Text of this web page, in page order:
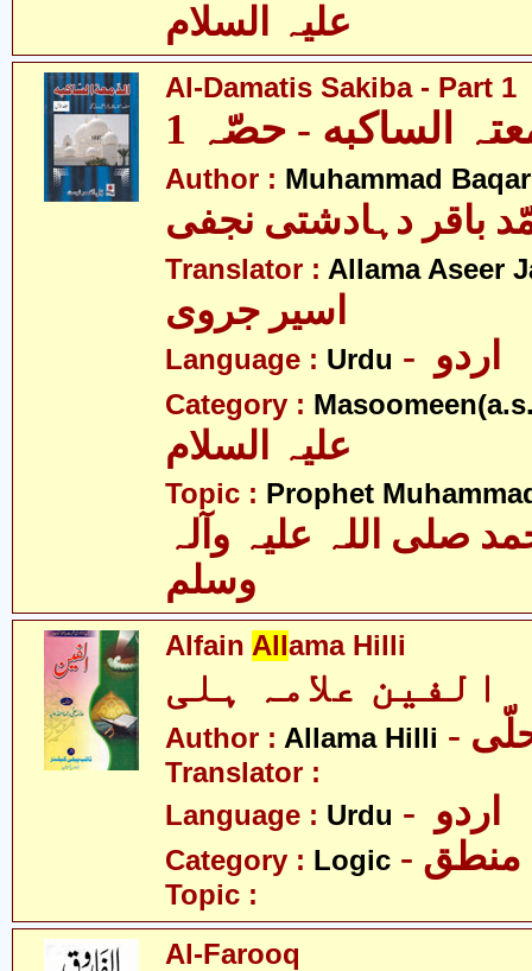
علیہ السلام
Al-Damatis Sakiba - Part 1
الساکبه - حصّہ 1
Author : Muhammad
باقر دہادشتی نجفی
Translator : Allama Aseer
اسیر جروی
Language : Urdu
Category :
Topic : Prophet
صلی اللہ علیہ وآلہ
وسلم
Alfain Allama Hilli
Author : Allama Hilli
Translator :
Language : Urdu
Category : Logic - منطق
Topic :
Al-Farooq